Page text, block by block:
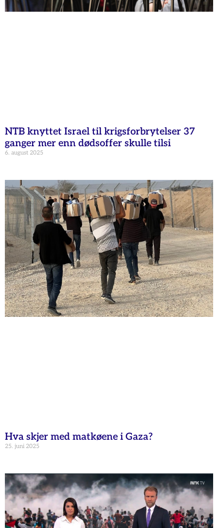
NTB knyttet Israel til krigsforbrytelser 37
ganger mer enn dødsoffer skulle tilsi
6. august 2025
Hva skjer med matkøene i Gaza?
25. juni 2025